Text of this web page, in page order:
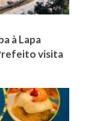
à Lapa
visita